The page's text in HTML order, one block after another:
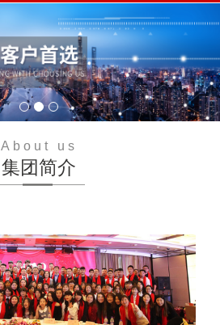
About us
集团简介